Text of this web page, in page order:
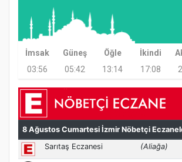
Samsun Atakum’da Ayasofya
Etkinliği
İmsak Güneş Öğle İkindi
03:56
05:42 13:14 17:08